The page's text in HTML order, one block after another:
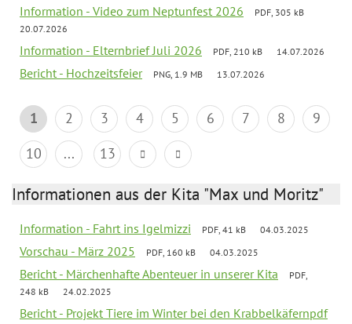
Information - Video zum Neptunfest 2026
PDF, 305 kB
20.07.2026
Information - Elternbrief Juli 2026 PDF, 210 kB 14.07.2026
Bericht - Hochzeitsfeier PNG, 1.9 MB 13.07.2026
1 2 3 4 5 6 7 8
9
10
... 13
Informationen aus der Kita "Max und Moritz"
Information - Fahrt ins Igelmizzi PDF, 41 kB 04.03.2025
Vorschau - März 2025 PDF, 160 kB 04.03.2025
Bericht - Märchenhafte Abenteuer in unserer Kita
PDF,
248 kB
24.02.2025
Bericht - Projekt Tiere im Winter bei den Krabbelkäfernpdf